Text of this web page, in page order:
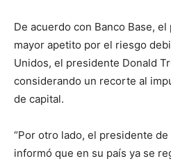
De acuerdo con Banco Base,
mayor apetito por el riesgo
Unidos, el presidente Donald
considerando un recorte al
de capital.
“Por otro lado, el presidente
informó que en su país ya se